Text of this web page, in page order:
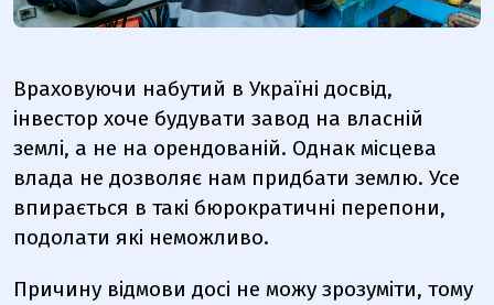
Враховуючи набутий в Україні досвід,
інвестор хоче будувати завод на власній
землі, а не на орендованій. Однак місцева
влада не дозволяє нам придбати землю. Усе
впирається в такі бюрократичні перепони,
подолати які неможливо.
Причину відмови досі не можу зрозуміти, тому